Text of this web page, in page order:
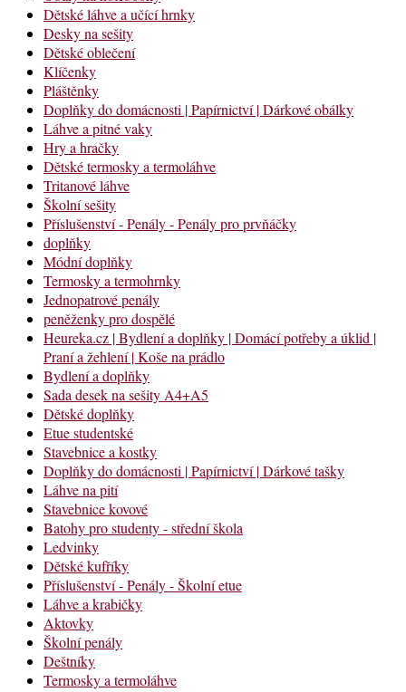
Dětské láhve a učící hrnky
Desky na sešity
Dětské oblečení
Klíčenky
Pláštěnky
Doplňky do domácnosti | Papírnictví | Dárkové obálky
Láhve a pitné vaky
Hry a hračky
Dětské termosky a termoláhve
Tritanové láhve
Školní sešity
Příslušenství - Penály - Penály pro prvňáčky
doplňky
Módní doplňky
Termosky a termohrnky
Jednopatrové penály
peněženky pro dospělé
Heureka.cz | Bydlení a doplňky | Domácí potřeby a úklid |
Praní a žehlení | Koše na prádlo
Bydlení a doplňky
Sada desek na sešity A4+A5
Dětské doplňky
Etue studentské
Stavebnice a kostky
Doplňky do domácnosti | Papírnictví | Dárkové tašky
Láhve na pití
Stavebnice kovové
Batohy pro studenty - střední škola
Ledvinky
Dětské kufříky
Příslušenství - Penály - Školní etue
Láhve a krabičky
Aktovky
Školní penály
Deštníky
Termosky a termoláhve